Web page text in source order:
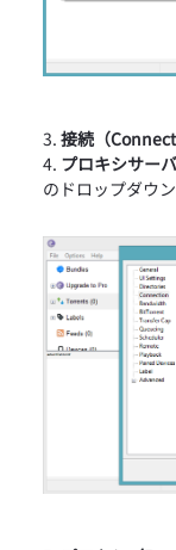
接続（
プロキシサー
のドロップダウ